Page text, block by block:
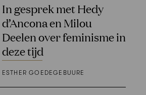
In gesprek met Hedy
d’Ancona en Milou
Deelen over feminisme in
deze tijd
ESTHER GOEDEGEBUURE